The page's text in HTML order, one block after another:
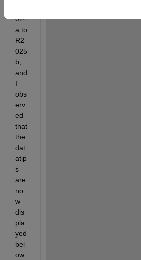
024
a to
R2
025
b,
and
I
obs
erv
ed
that
the
dat
atip
s
are
no
w
dis
pla
yed
bel
ow